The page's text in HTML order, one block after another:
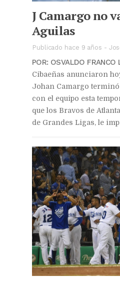
J Camargo no
Aguilas
Publicado hace 9 años -
POR: OSVALDO FRANCO
Cibaeñas anunciaron
Johan Camargo
con el equipo esta
que los Bravos de
de Grandes Ligas, le